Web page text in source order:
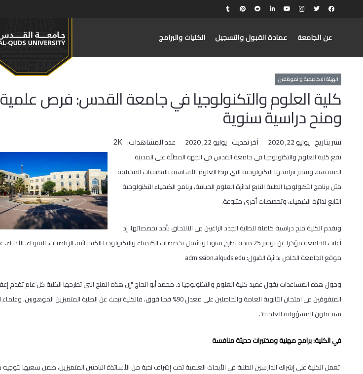
عن الجامعة عمادة القبول والتسجيل الكليات والبرامج
الهيئة الاكاديمية والموظفين
كلية العلوم والتكنولوجيا في جامعة القدس: فرص
ومنح دراسية سنوية
نشر بتاريخ يوليو 22, 2020 آخر تحديث يوليو 22, 2020 عدد المشاهدات: 2K
تقع كلية العلوم والتكنولوجيا في جامعة القدس في الجهة المطلّة على المدينة
المقدسة، وتتميز ببرامجها التكنولوجية التي تربط العلوم الأساسية بالتطبيقات المختلفة
مثل برنامج التكنولوجيا الطبية التابع لدائرة العلوم الحياتية، برنامج الكيمياء التكنولوجية
التابع لدائرة الكيمياء، وتخصصات أخرى متنوعة.
وتقدم الكلية منح دراسية كاملة للطلبة الجدد الراغبين في الالتحاق بأحد تخصصاتها، إذ
أعلنت الجامعة مؤخرا عن توفير 25 منحة تطرح سنويا وتشمل تخصصات الكيمياء والتكنولوجيا الكيميائية، الرياضيات، الفيزياء،
موقع الجامعة الخاص بدائرة القبول:admission.alquds.edu
وحول هذه المساعدات يقول عميد كلية العلوم والتكنولوجيا د. محمد أبو الحاج "إن هذه المنح التي تطرحها الكلية كل عام تقدم
المتفوقين في امتحان الثانوية العامة والحاصلين على معدل 90% فما فوق، فالكلية تبحث عن الطلبة المتميزين
سيحملون المسؤولية العلمية".
في الكلية: برامج مهنية ومختبرات حديثة منافسة
تعمل الكلية على إشراك الدارسين الطلبة في الأبحاث العلمية تحت إشراف نخبة من الأساتذة الباحثين المتميزين، ضمن سعيها